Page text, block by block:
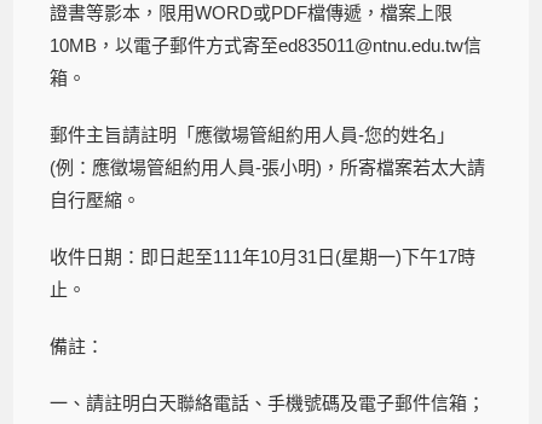
證書等影本，限用WORD或PDF檔傳遞，檔案上限
10MB，以電子郵件方式寄至ed835011@ntnu.edu.tw信
箱。
郵件主旨請註明「應徵場管組約用人員-您的姓名」
(例：應徵場管組約用人員-張小明)，所寄檔案若太大請
自行壓縮。
收件日期：即日起至111年10月31日(星期一)下午17時
止。
備註：
一、請註明白天聯絡電話、手機號碼及電子郵件信箱；